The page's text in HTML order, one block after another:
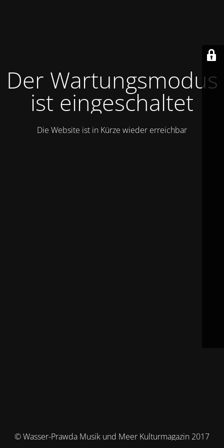
Der Wartungsmodus
ist eingeschaltet
Die Website ist in Kürze wieder erreichbar
© Wasser-Prawda Musik und Meer Kulturmagazin 2017